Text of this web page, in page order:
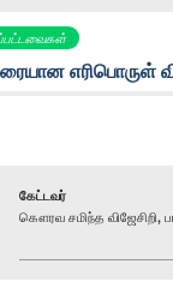
எரிபொருள்
கேட்டவர்
கௌரவ சமிந்த விஜேசிறி,